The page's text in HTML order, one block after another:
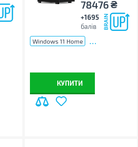
78476₴
+1695
балів
Windows 11 Home ...
КУПИТИ